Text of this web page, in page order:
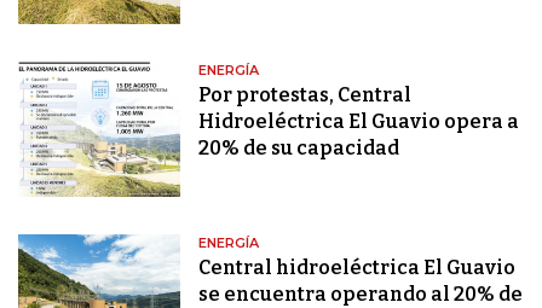
ENERGÍA
Por protestas, Central
Hidroeléctrica El Guavio opera a
20% de su capacidad
ENERGÍA
Central hidroeléctrica El Guavio
se encuentra operando al 20% de